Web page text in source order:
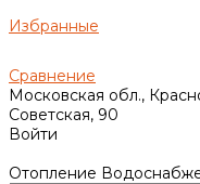
Избранные
Сравнение
Московская обл.,
Советская, 90
Войти
Отопление